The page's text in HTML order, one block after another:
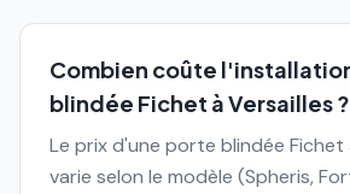
Combien coûte
blindée Fichet à Versailles ?
Le prix d'une porte blindée Fichet
varie selon le modèle (Spheris,